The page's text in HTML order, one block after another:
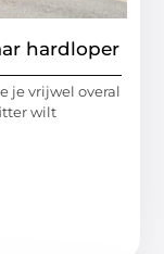
hardloper
je vrijwel overal
wilt